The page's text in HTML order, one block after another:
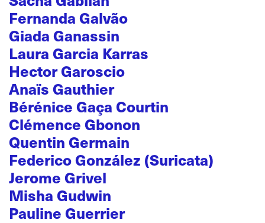
Fernanda Galvão
Giada Ganassin
Laura Garcia Karras
Hector Garoscio
Anaïs Gauthier
Bérénice Gaça Courtin
Clémence Gbonon
Quentin Germain
Federico González (Suricata)
Jerome Grivel
Misha Gudwin
Pauline Guerrier